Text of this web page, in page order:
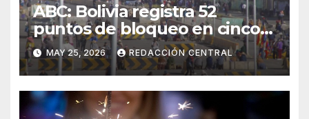
ABC: Bolivia registra 52
puntos de bloqueo en cinco
departamentos
MAY 25, 2026 REDACCIÓN CENTRAL